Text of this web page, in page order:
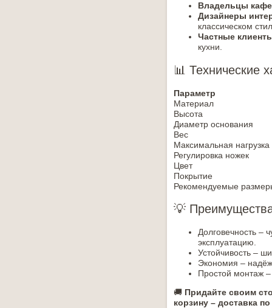
Владельцы
Дизайнеры
классическом
Частные
кухни.
📊 Технические
Параметр
Материал
Высота
Диаметр основания
Вес
Максимальная нагрузка
Регулировка ножек
Цвет
Покрытие
Рекомендуемые
💡
Долговечность –
эксплуатацию.
Устойчивость –
Экономия –
Простой монтаж
🚚 Придайте своим
корзину – доставка